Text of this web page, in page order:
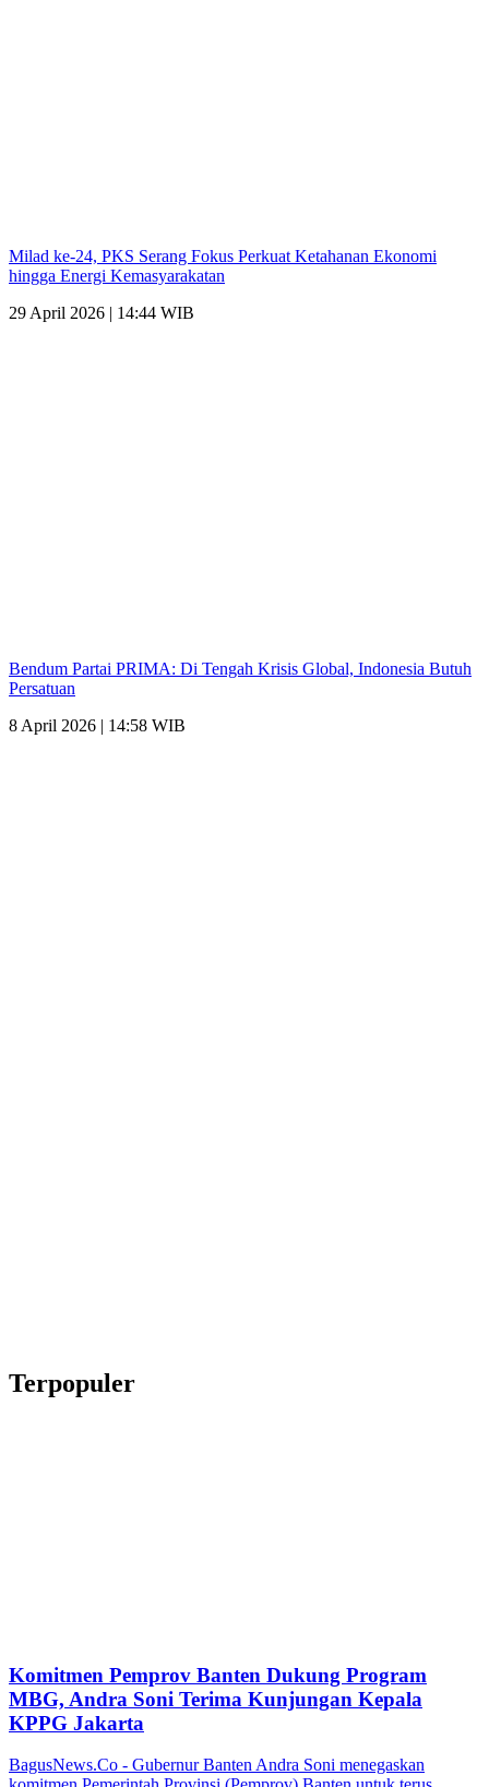
Milad ke-24, PKS Serang Fokus Perkuat Ketahanan Ekonomi
hingga Energi Kemasyarakatan
29 April 2026 | 14:44 WIB
Bendum Partai PRIMA: Di Tengah Krisis Global, Indonesia Butuh
Persatuan
8 April 2026 | 14:58 WIB
Terpopuler
Komitmen Pemprov Banten Dukung Program
MBG, Andra Soni Terima Kunjungan Kepala
KPPG Jakarta
BagusNews.Co - Gubernur Banten Andra Soni menegaskan